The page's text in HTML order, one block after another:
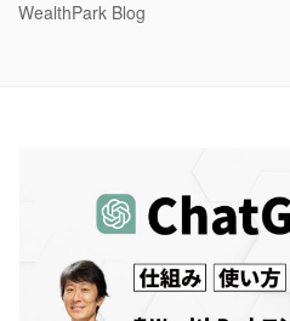
WealthPark Blog